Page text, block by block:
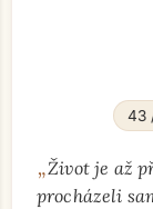
43
„Život je až
procházeli